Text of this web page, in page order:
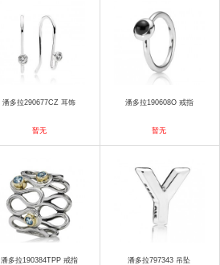
潘多拉290677CZ 耳饰
暂无
潘多拉190608O 戒指
暂无
潘多拉190384TPP 戒指 潘多拉797343 吊坠